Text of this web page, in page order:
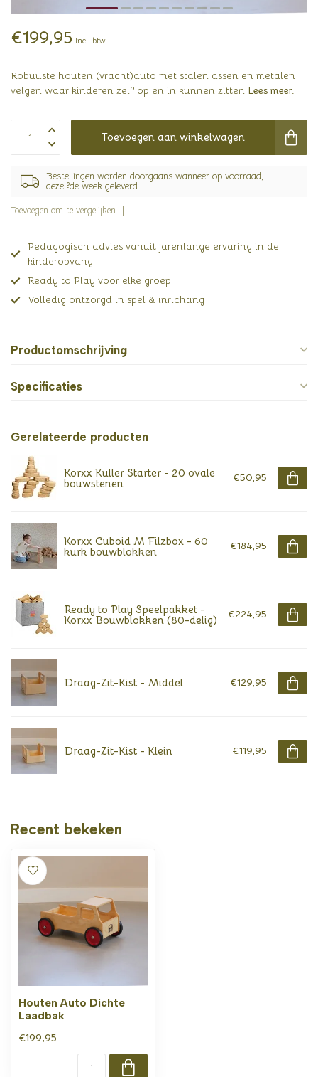
€199,95 Incl. btw
Robuuste houten (vracht)auto met stalen assen en metalen
velgen waar kinderen zelf op en in kunnen zitten Lees meer.
Toevoegen aan winkelwagen
Bestellingen worden doorgaans wanneer op voorraad,
dezelfde week geleverd.
Toevoegen om te vergelijken
Pedagogisch advies vanuit jarenlange ervaring in de
kinderopvang
Ready to Play voor elke groep
Volledig ontzorgd in spel & inrichting
Productomschrijving
Specificaties
Gerelateerde producten
Korxx Kuller Starter - 20 ovale
bouwstenen €50,95
Korxx Cuboid M Filzbox - 60
kurk bouwblokken €184,95
Ready to Play Speelpakket -
Korxx Bouwblokken (80-delig) €224,95
Draag-Zit-Kist - Middel €129,95
Draag-Zit-Kist - Klein €119,95
Recent bekeken
Houten Auto Dichte
Laadbak
€199,95